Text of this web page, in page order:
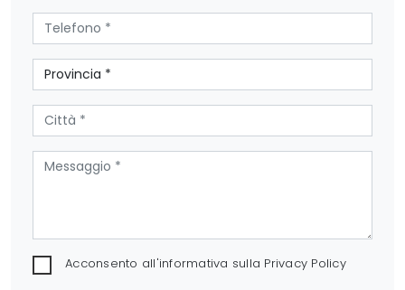
Acconsento all'informativa sulla Privacy Policy